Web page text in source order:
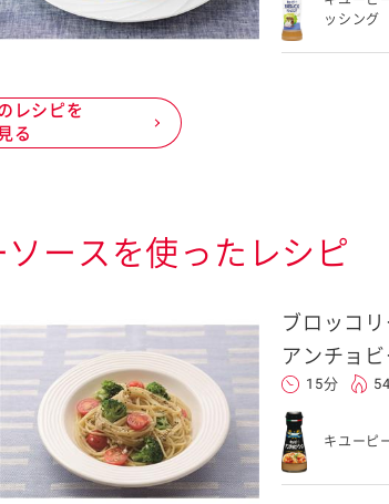
ッシング
レシピを
る
ースを使ったレシピ
ブロッコ
アンチョ
15分
キユーピ